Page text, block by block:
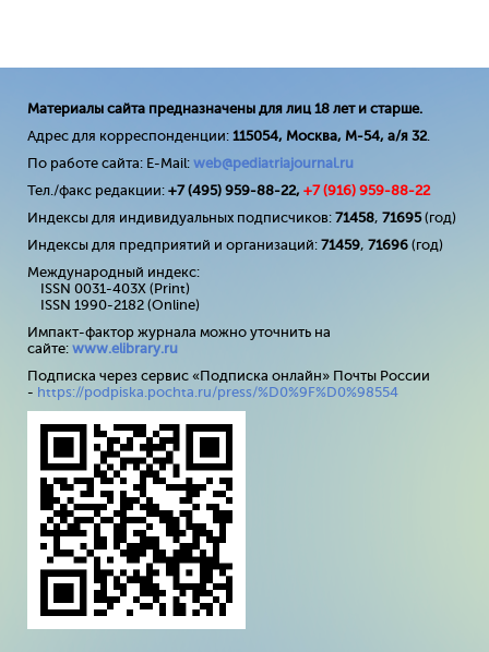
Материалы сайта предназначены для лиц 18 лет и старше.
Адрес для корреспонденции: 115054, Москва, М-54, а/я 32.
По работе сайта: E-Mail: web@pediatriajournal.ru
Тел./факс редакции: +7 (495) 959-88-22, +7 (916) 959-88-22
Индексы для индивидуальных подписчиков: 71458, 71695(год)
Индексы для предприятий и организаций: 71459, 71696 (год)
Международный индекс:
ISSN 0031-403X (Print)
ISSN 1990-2182 (Online)
Импакт-фактор журнала можно уточнить на
сайте: www.elibrary.ru
Подписка через сервис «Подписка онлайн» Почты России
- https://podpiska.pochta.ru/press/%D0%9F%D0%98554